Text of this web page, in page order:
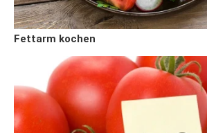
Fettarm kochen